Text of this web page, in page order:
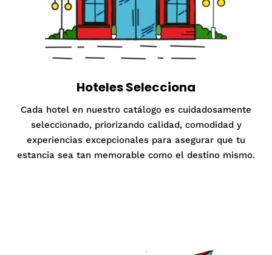
Hoteles Selecciona
Cada hotel en nuestro catálogo es cuidadosamente
seleccionado, priorizando calidad, comodidad y
experiencias excepcionales para asegurar que tu
estancia sea tan memorable como el destino mismo.